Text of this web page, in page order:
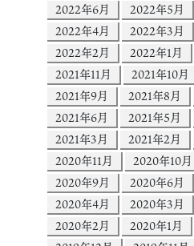
2022年6月
2022年5月
2022年4月
2022年3月
2022年2月
2022年1月
2021年11月
2021年10月
2021年9月
2021年8月
2021年6月
2021年5月
2021年3月
2021年2月
2020年11月
2020年10月
2020年9月
2020年6月
2020年4月
2020年3月
2020年2月
2020年1月